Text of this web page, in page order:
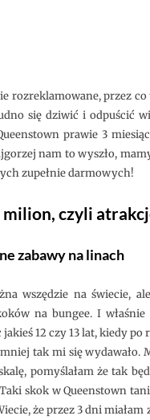
rozreklamowane, przez
się dziwić i odpuścić
prawie 3
nam to wyszło,
zupełnie darmowych!
czyli
zabawy na linach
wszędzie na świecie,
na bungee. I
12 czy 13 lat, kiedy
tak mi się wydawało.
pomyślałam że tak
skok w Queenstown
że przez 3 dni